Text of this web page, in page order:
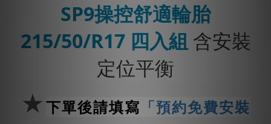
SP9操控舒適輪胎
215/50/R17 四入組 含安裝
定位平衡
★下單後請填寫 「預約免費安裝